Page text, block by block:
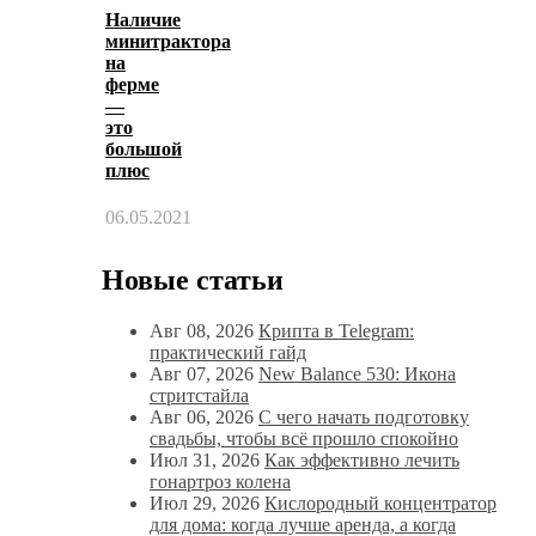
Наличие
минитрактора
на
ферме
—
это
большой
плюс
06.05.2021
Новые статьи
Авг 08, 2026 Крипта в Telegram:
практический гайд
Авг 07, 2026 New Balance 530: Икона
стритстайла
Авг 06, 2026 С чего начать подготовку
свадьбы, чтобы всё прошло спокойно
Июл 31, 2026 Как эффективно лечить
гонартроз колена
Июл 29, 2026 Кислородный концентратор
для дома: когда лучше аренда, а когда